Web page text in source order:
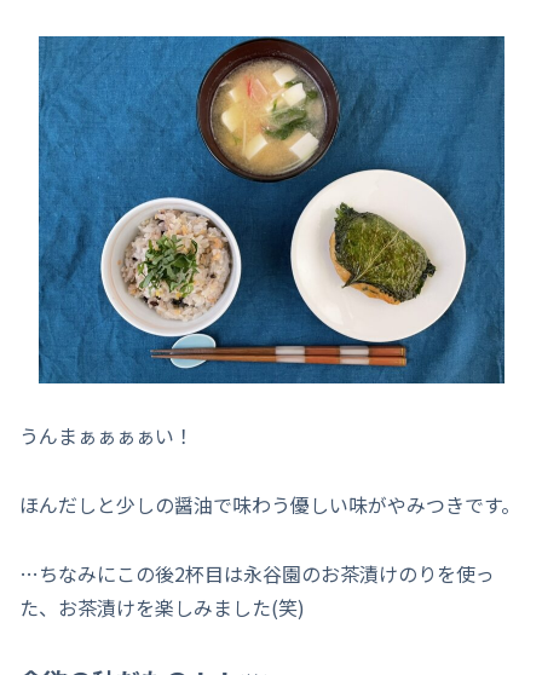
うんまぁぁぁぁい！
ほんだしと少しの醤油で味わう優しい味がやみつきです。
…ちなみにこの後2杯目は永谷園のお茶漬けのりを使っ
た、お茶漬けを楽しみました(笑)